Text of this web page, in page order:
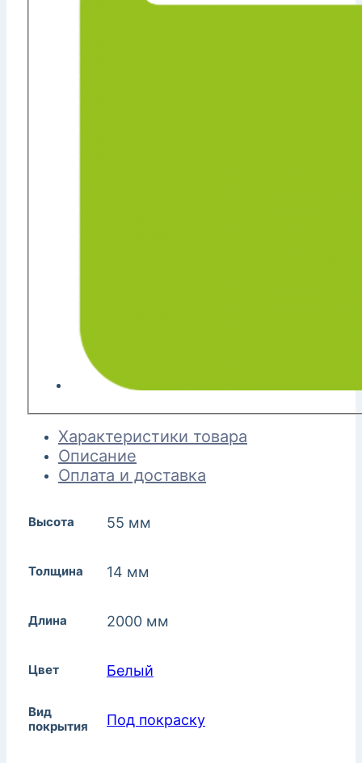
Характеристики товара
Описание
Оплата и доставка
Высота 55 мм
Толщина 14 мм
Длина 2000 мм
Цвет Белый
Вид
покрытия
Под покраску